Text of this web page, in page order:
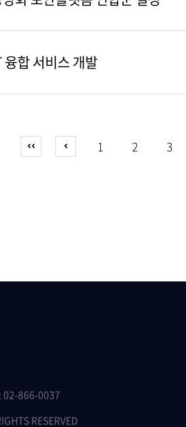
합 서비스 개발
1 2 3
02-866-0037
RESERVED